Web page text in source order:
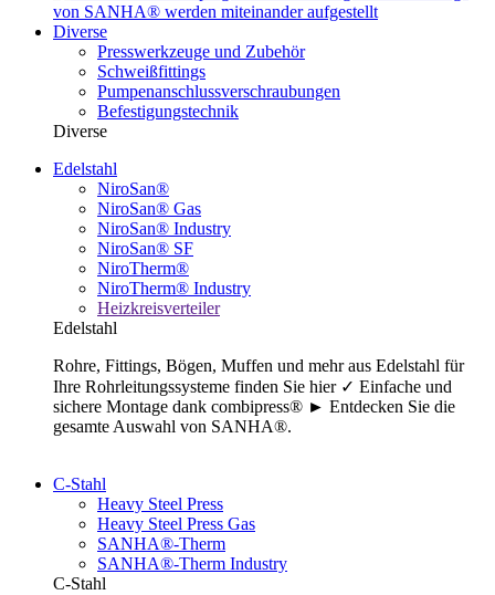
Diverse
Presswerkzeuge und Zubehör
Schweißfittings
Pumpenanschlussverschraubungen
Befestigungstechnik
Diverse
Edelstahl
NiroSan®
NiroSan® Gas
NiroSan® Industry
NiroSan® SF
NiroTherm®
NiroTherm® Industry
Heizkreisverteiler
Edelstahl
Rohre, Fittings, Bögen, Muffen und mehr aus Edelstahl für
Ihre Rohrleitungssysteme finden Sie hier ✓ Einfache und
sichere Montage dank combipress® ► Entdecken Sie die
gesamte Auswahl von SANHA®.
C-Stahl
Heavy Steel Press
Heavy Steel Press Gas
SANHA®-Therm
SANHA®-Therm Industry
C-Stahl